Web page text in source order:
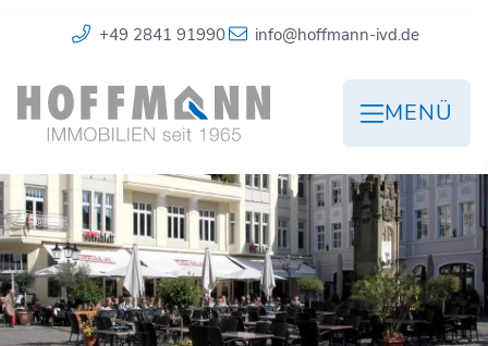
+49 2841 91990 info@hoffmann-ivd.de
MENÜ